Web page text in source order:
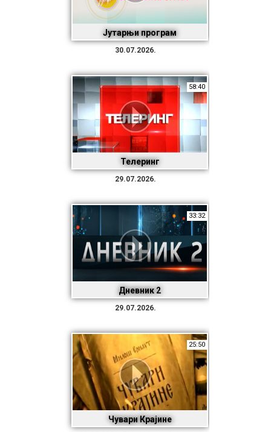
Јутарњи програм
30.07.2026.
Телеринг
58:40
29.07.2026.
Дневник 2
33:32
29.07.2026.
Чувари Крајине
25:50